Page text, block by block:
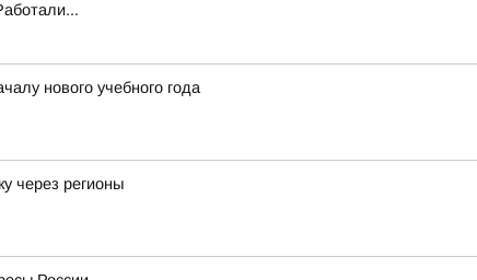
нового учебного года
через регионы